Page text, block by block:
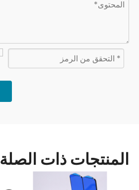
المنتجات ذات الصلة